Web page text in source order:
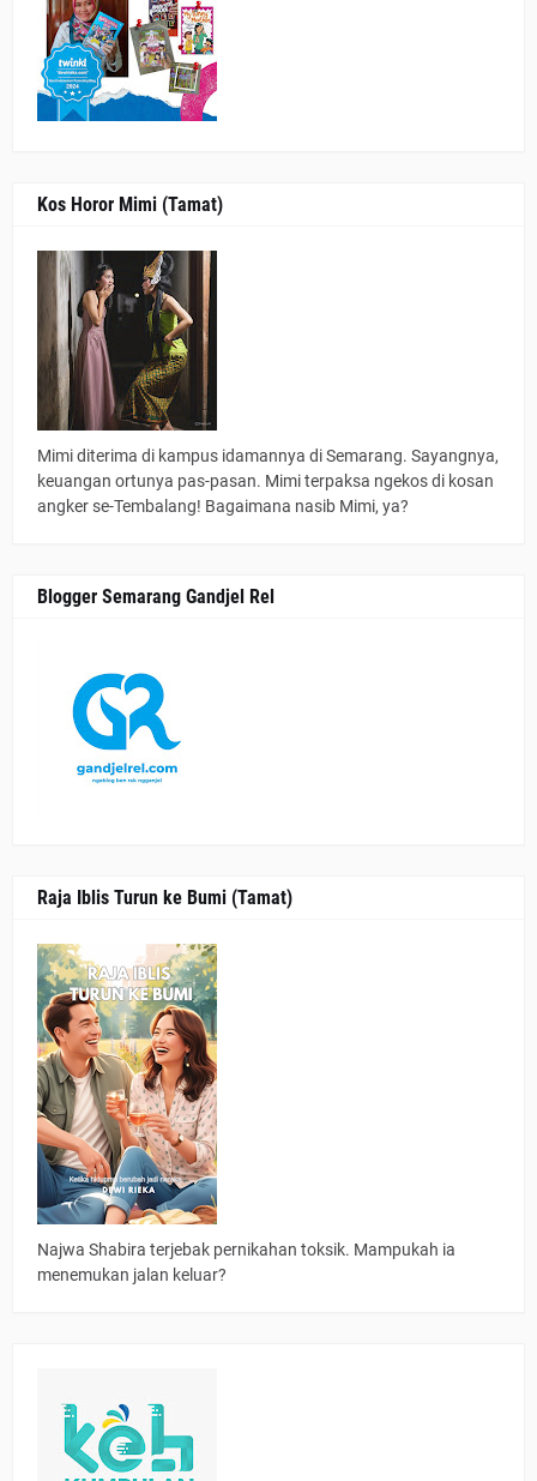
Kos Horor Mimi (Tamat)
Mimi diterima di kampus idamannya di Semarang. Sayangnya,
keuangan ortunya pas-pasan. Mimi terpaksa ngekos di kosan
angker se-Tembalang! Bagaimana nasib Mimi, ya?
Blogger Semarang Gandjel Rel
Raja Iblis Turun ke Bumi (Tamat)
Najwa Shabira terjebak pernikahan toksik. Mampukah ia
menemukan jalan keluar?